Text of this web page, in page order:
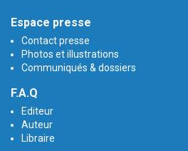
Espace presse
Contact presse
Photos et illustrations
Communiqués & dossiers
F.A.Q
Editeur
Auteur
Libraire